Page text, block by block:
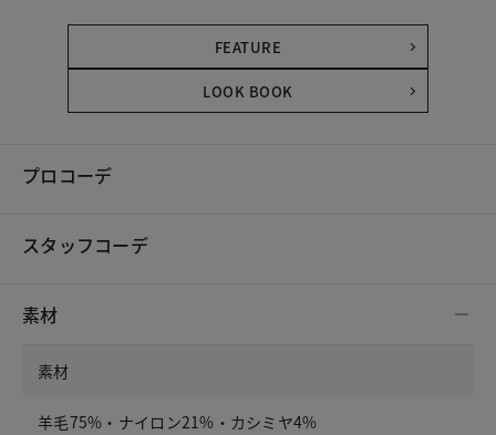
FEATURE
LOOK BOOK
プロコーデ
スタッフコーデ
素材
素材
羊毛75%・ナイロン21%・カシミヤ4%